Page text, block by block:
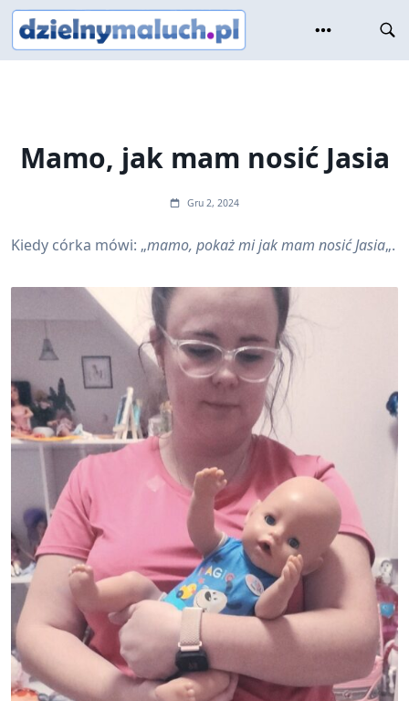
Skip
content
Mamo, jak mam nosić Jasia
Gru 2, 2024
Kiedy córka mówi: „mamo, pokaż mi jak mam nosić Jasia„.